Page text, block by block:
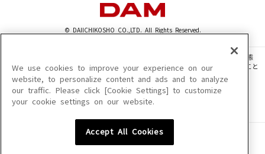
[生音]僕のこと
もっと見る
カラオケ最新情報をチェック！
© DAIICHIKOSHO CO.,LTD. All Rights Reserved.
このサイトに掲載されている一切の文章・画像・写真・動画・音声等を、手段や形態
を問わず、著作権法の定める範囲を超えて無断で複製、転載、ファイル化などすること
を禁じます。
楽曲及びコンテンツは、機種によりご利用いただけない場合があります。
楽曲及びコンテンツの配信日、配信内容が変更になる場合があります。
We use cookies to improve your experience on our
website, to personalize content and ads and to analyze
our traffic. Please click [Cookie Settings] to customize
your cookie settings on our website.
Accept All Cookies